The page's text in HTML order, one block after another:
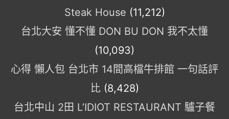
Steak House (11,212)
台北大安 懂不懂 DON BU DON 我不太懂
(10,093)
心得 懶人包 台北市 14間高檔牛排館 一句話評
比 (8,428)
台北中山 2田 L’IDIOT RESTAURANT 驢子餐